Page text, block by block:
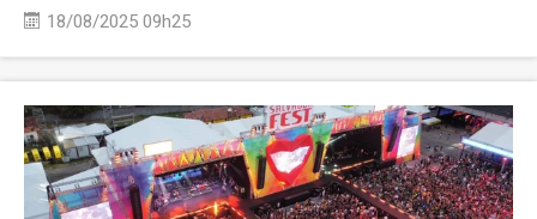
18/08/2025 09h25